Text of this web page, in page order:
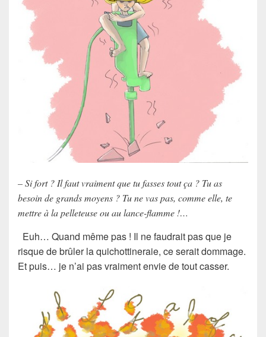
– Si fort ? Il faut vraiment que tu fasses tout ça ? Tu as
besoin de grands moyens ? Tu ne vas pas, comme elle, te
mettre à la pelleteuse ou au lance-flamme !…
Euh… Quand même pas ! Il ne faudrait pas que je
risque de brûler la quichottineraie, ce serait dommage.
Et puis… je n’ai pas vraiment envie de tout casser.